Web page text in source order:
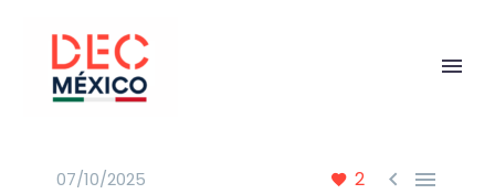
2  
07/10/2025